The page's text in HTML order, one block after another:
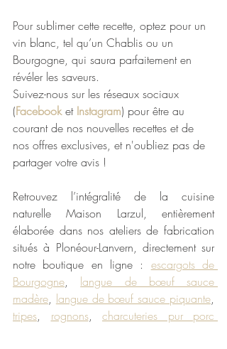
Pour sublimer cette recette, optez pour un
vin blanc, tel qu’un Chablis ou un
Bourgogne, qui saura parfaitement en
révéler les saveurs.
Suivez-nous sur les réseaux sociaux
(Facebook et Instagram) pour être au
courant de nos nouvelles recettes et de
nos offres exclusives, et n'oubliez pas de
partager votre avis !
Retrouvez l’intégralité de la cuisine
naturelle Maison Larzul, entièrement
élaborée dans nos ateliers de fabrication
situés à Plonéour-Lanvern, directement sur
notre boutique en ligne : escargots de
Bourgogne, langue de bœuf sauce
madère, langue de bœuf sauce piquante
tripes, rognons, charcuteries pur porc